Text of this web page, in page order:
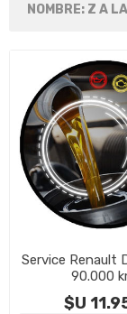
Service Renault
90.000
$U